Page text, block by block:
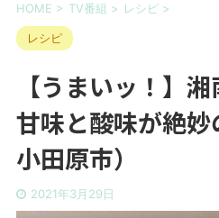
HOME > TV番組 > レシピ >
レシピ
【うまいッ！】
甘味と酸味が絶
小田原市）
2021年3月29日